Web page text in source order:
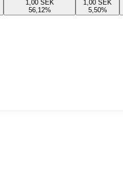
1,00 SEK
56,12%
1,00 SEK
5,50%